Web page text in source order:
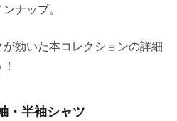
ナップ。
効いた本コレクションの詳細
・半袖シャツ